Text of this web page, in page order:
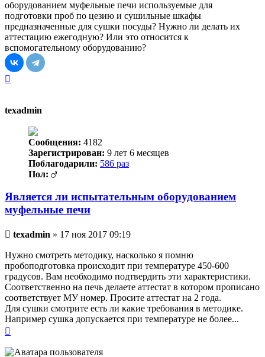
оборудованием муфельные печи используемые для
подготовки проб по цезию и сушильные шкафы
предназначенные для сушки посуды? Нужно ли делать их
аттестацию ежегодную? Или это относится к
вспомогательному оборудованию?
texadmin
Сообщения: 4182
Зарегистрирован: 9 лет 6 месяцев
Поблагодарили: 586 раз
Пол:
Является ли испытательным оборудованием
муфельные печи
Непрочитанное
texadmin » 17 ноя 2017 09:19
Нужно смотреть методику, насколько я помню
пробоподготовка происходит при температуре 450-600
градусов. Вам необходимо подтвердить эти характеристики.
Соответственно на печь делаете аттестат в котором прописано
соответствует МУ номер. Просите аттестат на 2 года.
Для сушки смотрите есть ли какие требования в методике.
Например сушка допускается при температуре не более...
началу